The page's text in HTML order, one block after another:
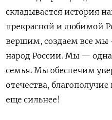
складывается история
прекрасной и любимой
вершим, создаем все
народ России. Мы — одна
семья. Мы обеспечим
отечества,
еще сильнее!